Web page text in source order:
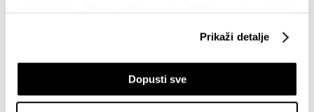
If you allow, we would also like to:
Collect information about your geographical
Prikaži detalje
Dopusti sve
Kompanije
Bugatti Rimac na kalifornijskom
Monterey Car Weeku predstavio nove
Komentar